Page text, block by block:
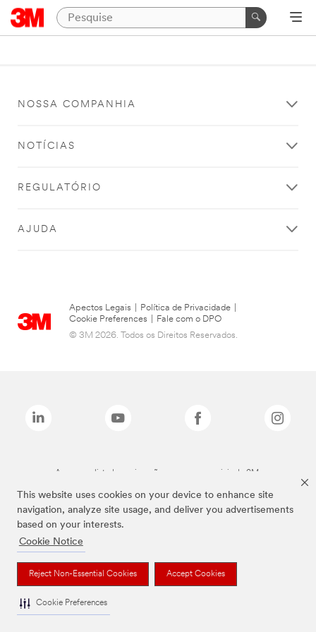
This website uses cookies on your device to enhance site
navigation, analyze site usage, and deliver you advertisements
based on your interests.
Cookie Notice
Reject Non-Essential Cookies Accept Cookies
Cookie Preferences
NOSSA COMPANHIA
NOTÍCIAS
REGULATÓRIO
AJUDA
Apectos Legais Política de Privacidade
Cookie Preferences
Fale com o DPO
© 3M 2026. Todos os Direitos Reservados.
As marcas listadas a cima são marcas comerciais da 3M.